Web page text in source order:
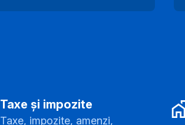
Taxe și impozite
Taxe, impozite, amenzi,